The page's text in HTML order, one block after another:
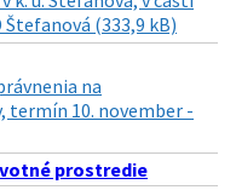
(333,9 kB)
na
termín 10. november -
prostredie